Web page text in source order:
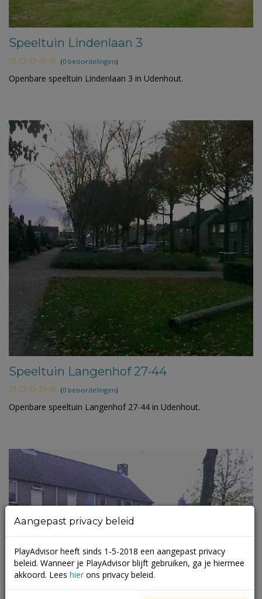
Speeltuin Lindenlaan 3
(0 beoordelingen)
Openbare speeltuin Lindenlaan 3 in Udenhout.
Speeltuin Langenhof 27-44
(0 beoordelingen)
Openbare speeltuin Langenhof 27-44 in Udenhout.
Aangepast privacy beleid
PlayAdvisor heeft sinds 1-5-2018 een aangepast privacy
beleid. Wanneer je PlayAdvisor blijft gebruiken, ga je hiermee
akkoord. Lees hier ons privacy beleid.